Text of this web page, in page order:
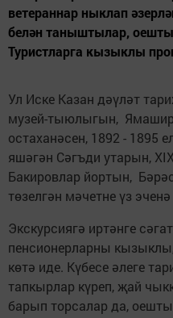
ветераннар ныклап
белән таныштылар,
Туристларга кызыклы
Ул Иске Казан дәүләт
музей-тыюлыгын,
остаханәсен, 1892 - 1895
яшәгән Сәгъди утарын,
Бакировлар йортын,
төзелгән мәчетне үз
Экскурсиягә иртәнге
пенсионерларны
көтә иде. Күбесе әлеге
тапкырлар күреп, җай
барып торсалар да,